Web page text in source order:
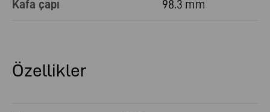
Kafa çapı 98.3 mm
Özellikler